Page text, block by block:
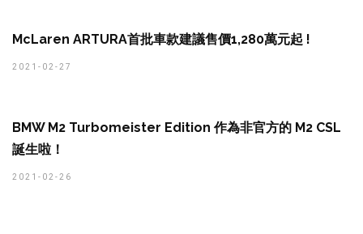
McLaren ARTURA首批車款建議售價1,280萬元起 !
2021-02-27
BMW M2 Turbomeister Edition 作為非官方的 M2 CSL
誕生啦！
2021-02-26